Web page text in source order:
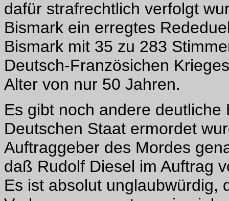
dafür strafrechtlich verfolgt
Bismark ein erregtes
Bismark mit 35 zu 283
Deutsch-Französichen
Alter von nur 50 Jahren.
Es gibt noch andere
Deutschen Staat ermordet
Auftraggeber des Mordes
daß Rudolf Diesel im Auftrag
Es ist absolut unglaubwürdig,